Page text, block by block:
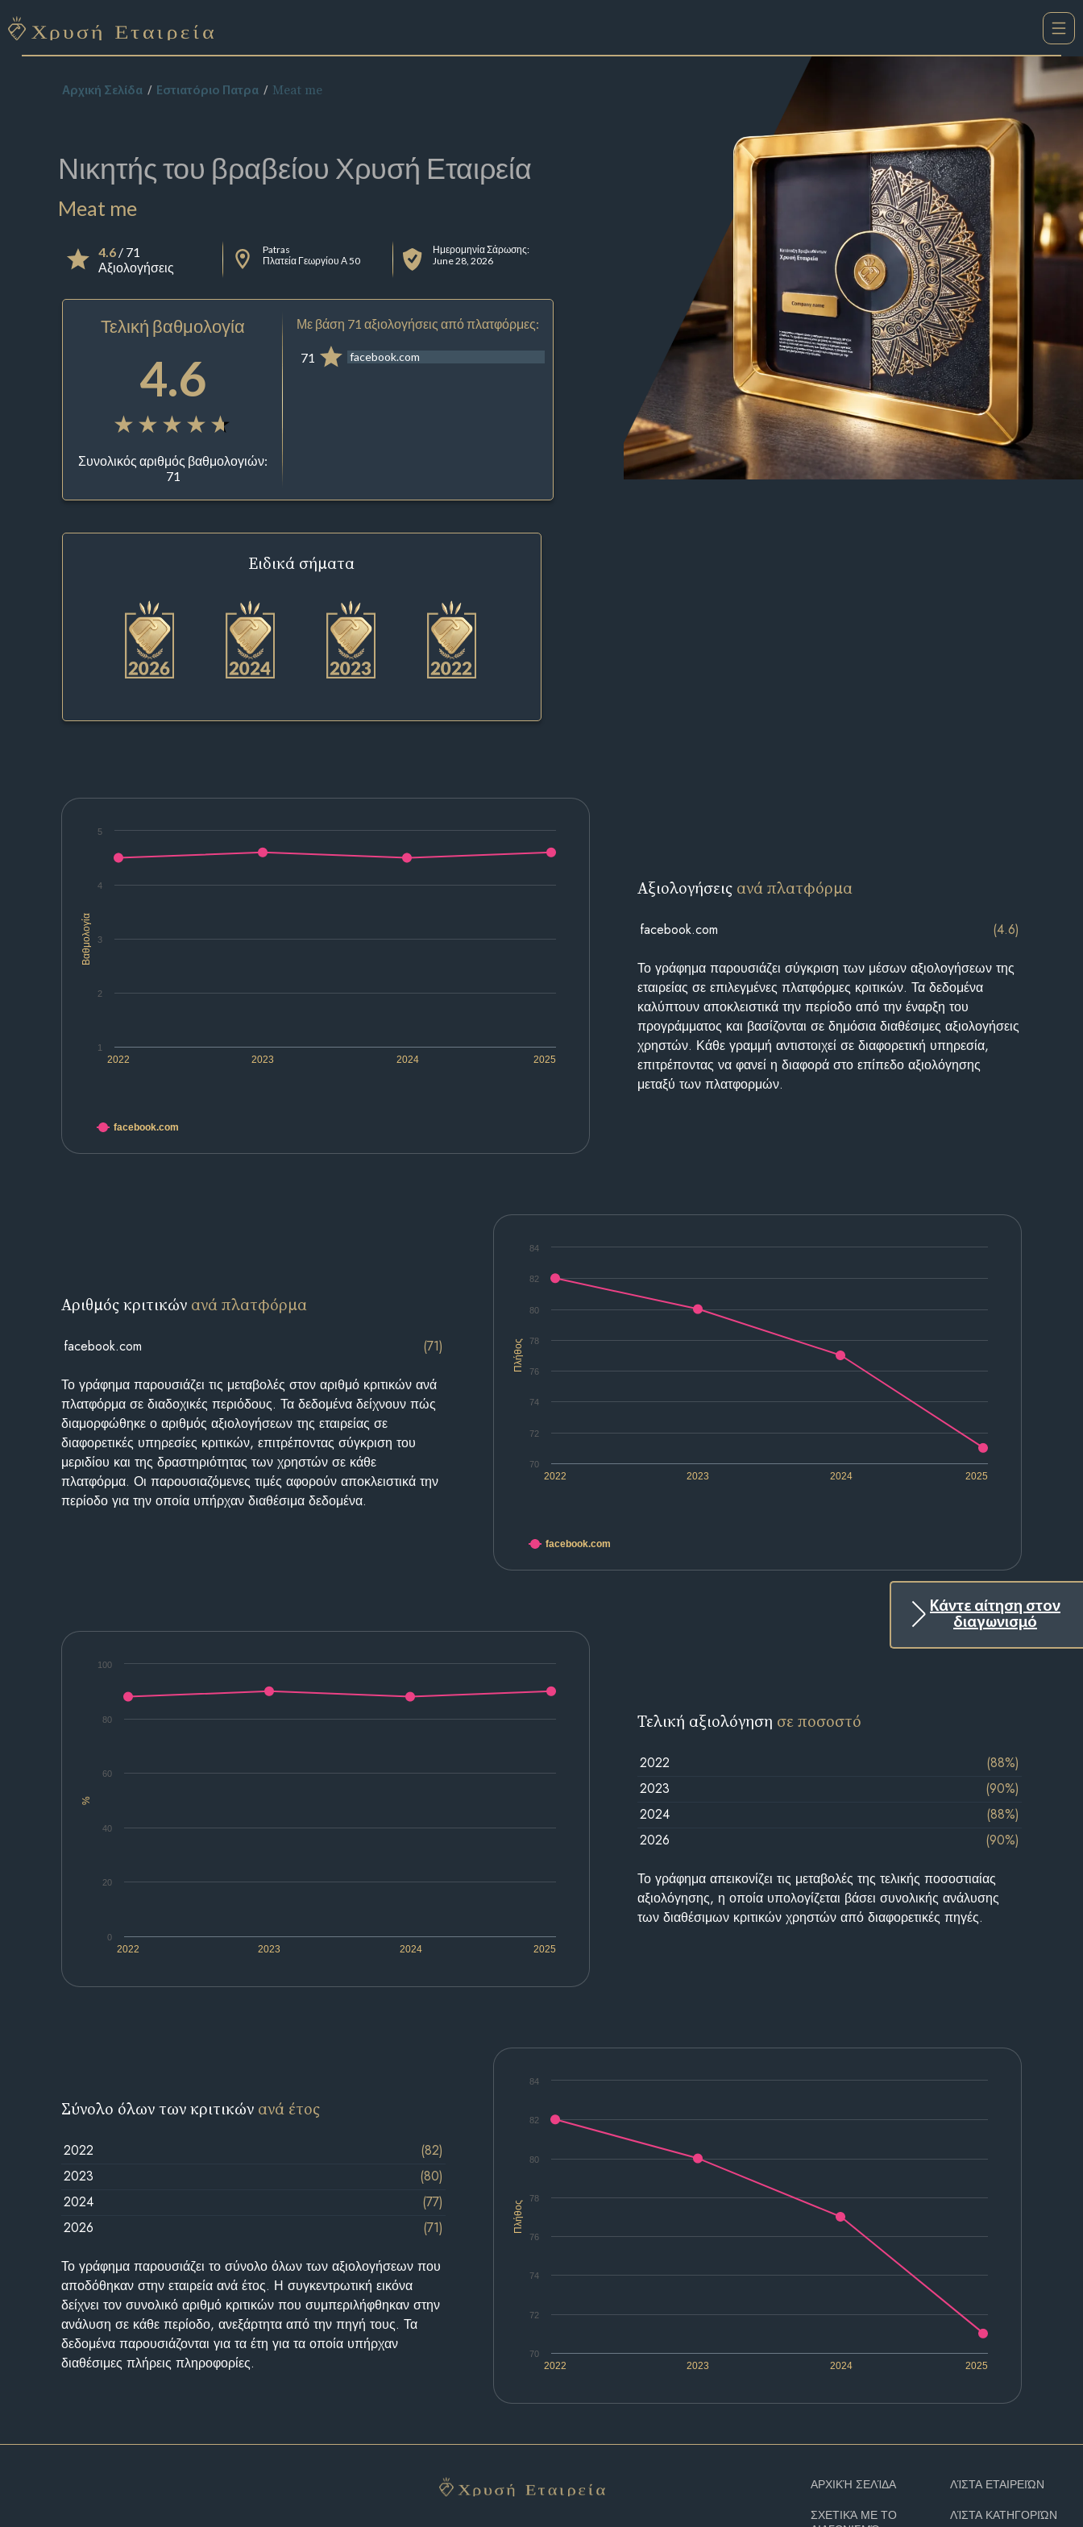
Κάντε αίτηση στον
διαγωνισμό
Αρχική Σελίδα Εστιατόριο Πατρα Meat me
Νικητής του βραβείου Χρυσή Εταιρεία
Meat me
4.6/ 71
Αξιολογήσεις
Patras
Πλατεία Γεωργίου Α 50
Ημερομηνία Σάρωσης:
June 28, 2026
Τελική βαθμολογία
4.6
Συνολικός αριθμός βαθμολογιών:
71
Με βάση 71 αξιολογήσεις από πλατφόρμες:
71 facebook.com
Ειδικά σήματα
Βαθμολογία
2022 2023 2024 2025
1
2
3
4
5
facebook.com
Αξιολογήσεις ανά πλατφόρμα
facebook.com (4.6)
Το γράφημα παρουσιάζει σύγκριση των μέσων αξιολογήσεων της
εταιρείας σε επιλεγμένες πλατφόρμες κριτικών. Τα δεδομένα
καλύπτουν αποκλειστικά την περίοδο από την έναρξη του
προγράμματος και βασίζονται σε δημόσια διαθέσιμες αξιολογήσεις
χρηστών. Κάθε γραμμή αντιστοιχεί σε διαφορετική υπηρεσία,
επιτρέποντας να φανεί η διαφορά στο επίπεδο αξιολόγησης
μεταξύ των πλατφορμών.
Πλήθος
2022 2023 2024 2025
70
72
74
76
78
80
82
84
facebook.com
Αριθμός κριτικών ανά πλατφόρμα
facebook.com (71)
Το γράφημα παρουσιάζει τις μεταβολές στον αριθμό κριτικών ανά
πλατφόρμα σε διαδοχικές περιόδους. Τα δεδομένα δείχνουν πώς
διαμορφώθηκε ο αριθμός αξιολογήσεων της εταιρείας σε
διαφορετικές υπηρεσίες κριτικών, επιτρέποντας σύγκριση του
μεριδίου και της δραστηριότητας των χρηστών σε κάθε
πλατφόρμα. Οι παρουσιαζόμενες τιμές αφορούν αποκλειστικά την
περίοδο για την οποία υπήρχαν διαθέσιμα δεδομένα.
%
2022 2023 2024 2025
0
20
40
60
80
100
Τελική αξιολόγηση σε ποσοστό
2022
(88%)
2023
(90%)
2024
(88%)
2026
(90%)
Το γράφημα απεικονίζει τις μεταβολές της τελικής ποσοστιαίας
αξιολόγησης, η οποία υπολογίζεται βάσει συνολικής ανάλυσης
των διαθέσιμων κριτικών χρηστών από διαφορετικές πηγές.
Πλήθος
2022 2023 2024 2025
70
72
74
76
78
80
82
84
Σύνολο όλων των κριτικών ανά έτος
2022
(82)
2023
(80)
2024
(77)
2026
(71)
Το γράφημα παρουσιάζει το σύνολο όλων των αξιολογήσεων που
αποδόθηκαν στην εταιρεία ανά έτος. Η συγκεντρωτική εικόνα
δείχνει τον συνολικό αριθμό κριτικών που συμπεριλήφθηκαν στην
ανάλυση σε κάθε περίοδο, ανεξάρτητα από την πηγή τους. Τα
δεδομένα παρουσιάζονται για τα έτη για τα οποία υπήρχαν
διαθέσιμες πλήρεις πληροφορίες.
ΑΡΧΙΚΉ ΣΕΛΊΔΑ
ΣΧΕΤΙΚΆ ΜΕ ΤΟ
ΛΊΣΤΑ ΕΤΑΙΡΕΙΏΝ
ΛΊΣΤΑ ΚΑΤΗΓΟΡΙΏΝ